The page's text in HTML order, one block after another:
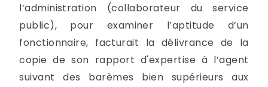
l’administration (collaborateur du service
public), pour examiner l’aptitude d’un
fonctionnaire, facturait la délivrance de la
copie de son rapport d'expertise à l’agent
suivant des barèmes bien supérieurs aux